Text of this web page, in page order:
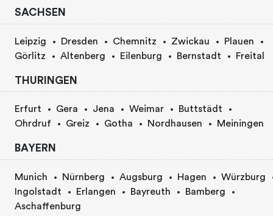
SACHSEN
Leipzig Dresden Chemnitz Zwickau
Plauen
Görlitz
Altenberg Eilenburg Bernstadt Freital
THURINGEN
Erfurt Gera Jena Weimar
Buttstädt
Ohrdruf
Greiz Gotha Nordhausen Meiningen
BAYERN
Munich Nürnberg Augsburg Hagen
Würzburg
Ingolstadt
Erlangen Bayreuth
Bamberg
Aschaffenburg